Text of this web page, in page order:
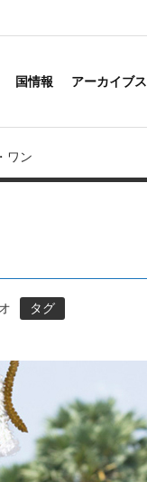
国情報 アーカイブス
ワン
タグ